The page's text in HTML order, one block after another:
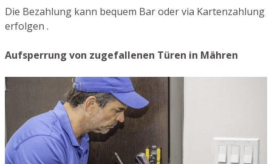
Die Bezahlung kann bequem Bar oder via Kartenzahlung
erfolgen .
Aufsperrung von zugefallenen Türen in Mähren